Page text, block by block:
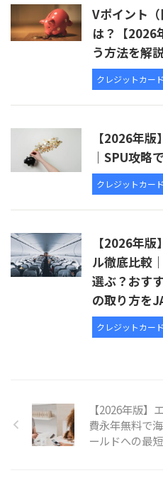
Vポイント
は？【2026
う方法を解
クレジットカード
【2026年
｜SPU攻略
クレジットカード
【2026年
ル徹底比較
選ぶ？おす
の取り方を
クレジットカード
【2026年版
費永年無料で
ールドへの最